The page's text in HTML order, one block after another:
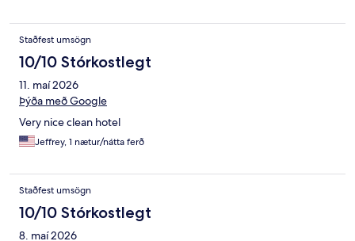
Staðfest umsögn
10/10 Stórkostlegt
11. maí 2026
Þýða með Google
Very nice clean hotel
Jeffrey, 1 nætur/nátta ferð
Staðfest umsögn
10/10 Stórkostlegt
8. maí 2026